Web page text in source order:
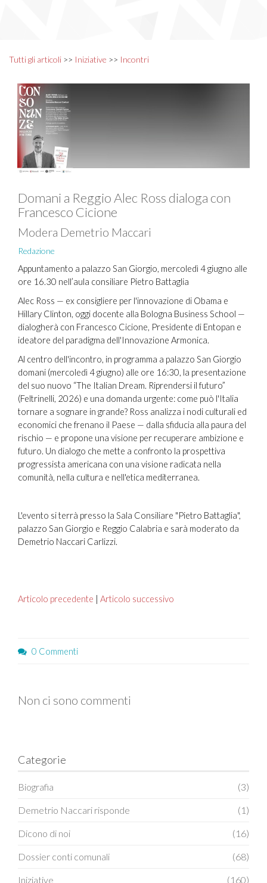
Tutti gli articoli >> Iniziative >> Incontri
Domani a Reggio Alec Ross dialoga con
Francesco Cicione
Modera Demetrio Maccari
Redazione
Appuntamento a palazzo San Giorgio, mercoledì 4 giugno alle
ore 16.30 nell’aula consiliare Pietro Battaglia
Alec Ross — ex consigliere per l'innovazione di Obama e
Hillary Clinton, oggi docente alla Bologna Business School —
dialogherà con Francesco Cicione, Presidente di Entopan e
ideatore del paradigma dell'Innovazione Armonica.
Al centro dell'incontro, in programma a palazzo San Giorgio
domani (mercoledì 4 giugno) alle ore 16:30, la presentazione
del suo nuovo “The Italian Dream. Riprendersi il futuro”
(Feltrinelli, 2026) e una domanda urgente: come può l'Italia
tornare a sognare in grande? Ross analizza i nodi culturali ed
economici che frenano il Paese — dalla sfiducia alla paura del
rischio — e propone una visione per recuperare ambizione e
futuro. Un dialogo che mette a confronto la prospettiva
progressista americana con una visione radicata nella
comunità, nella cultura e nell'etica mediterranea.
L'evento si terrà presso la Sala Consiliare "Pietro Battaglia",
palazzo San Giorgio e Reggio Calabria e sarà moderato da
Demetrio Naccari Carlizzi.
Articolo precedente | Articolo successivo
0 Commenti
Non ci sono commenti
Categorie
Biografia (3)
Demetrio Naccari risponde (1)
Dicono di noi (16)
Dossier conti comunali (68)
Iniziative (160)